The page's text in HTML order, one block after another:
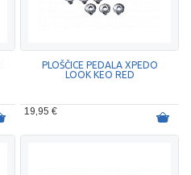
PLOŠČICE PEDALA XPEDO
LOOK KEO RED
19,95 €